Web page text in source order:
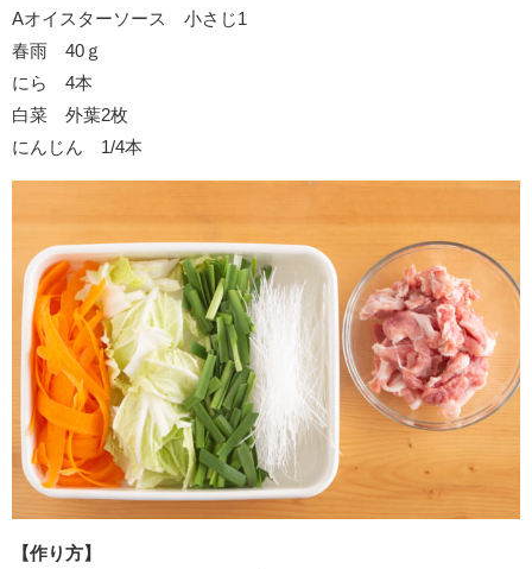
Aオイスターソース 小さじ1
春雨 40ｇ
にら 4本
白菜 外葉2枚
にんじん 1/4本
【作り方】